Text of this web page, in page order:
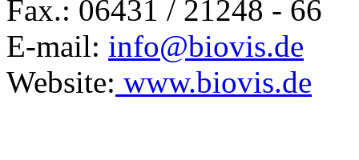
Fax.: 06431 / 21248 - 66
E-mail: info@biovis.de
Website: www.biovis.de